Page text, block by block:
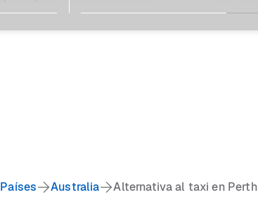
Países Australia Alternativa al taxi en Perth